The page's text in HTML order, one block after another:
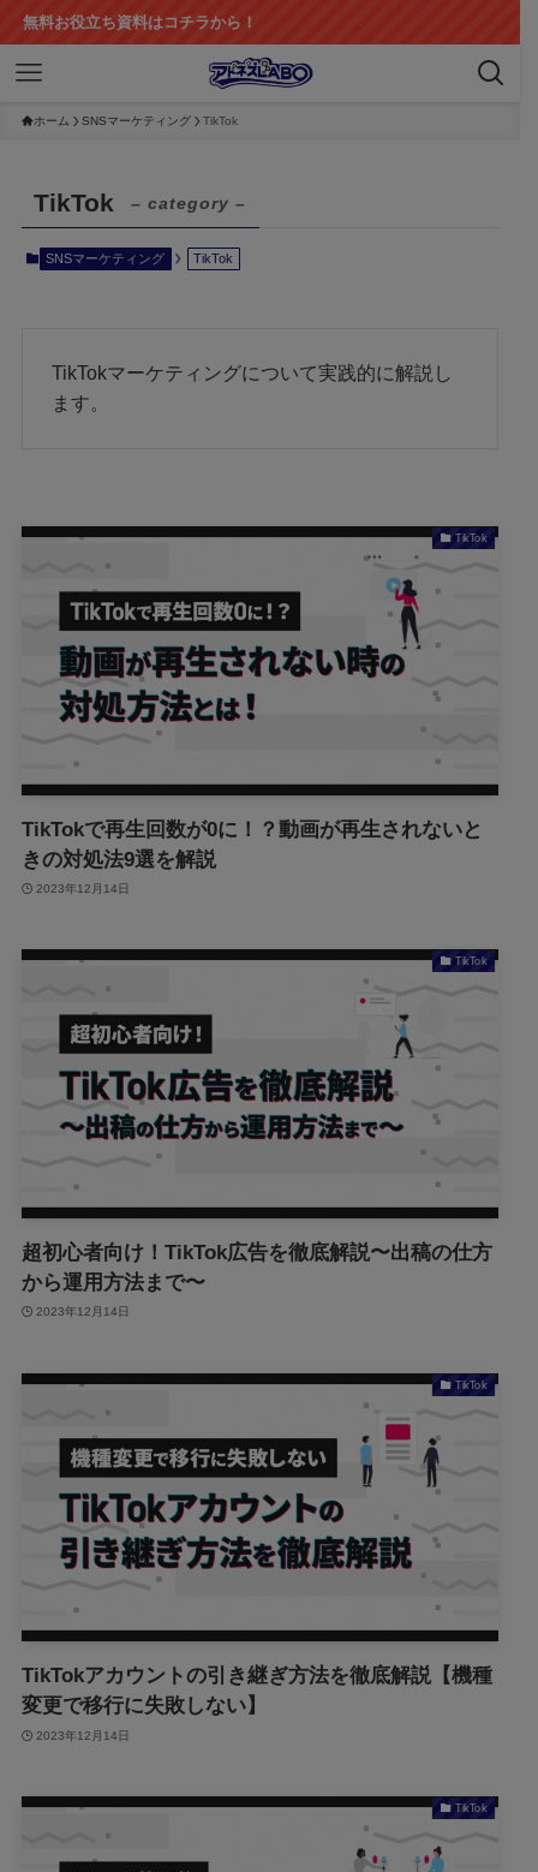
お役立ち資料はコチラから！
ホーム SNSマーケティング TikTok
TikTok – category –
SNSマーケティング TikTok
TikTokマーケティングについて実践的に解説し
ます。
TikTok
TikTokで再生回数が0に！？動画が再生されないと
きの対処法9選を解説
2023年12月14日
TikTok
超初心者向け！TikTok広告を徹底解説〜出稿の仕方
から運用方法まで〜
2023年12月14日
TikTok
TikTokアカウントの引き継ぎ方法を徹底解説【機種
変更で移行に失敗しない】
2023年12月14日
TikTok